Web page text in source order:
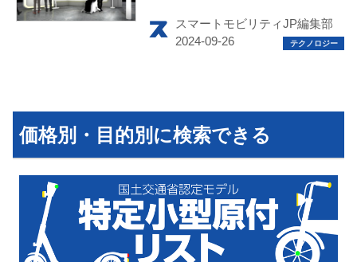
運営会社
ライター名簿
お問い合せ
広告掲載について
スマートモビリティJP編集部
価格別・目的別に検索できる